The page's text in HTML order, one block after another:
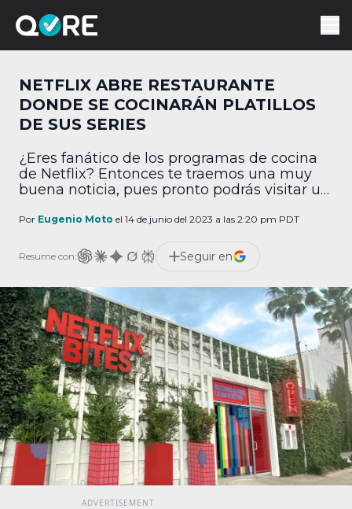
NETFLIX ABRE RESTAURANTE
DONDE SE COCINARÁN PLATILLOS
DE SUS SERIES
¿Eres fanático de los programas de cocina
de Netflix? Entonces te traemos una muy
buena noticia, pues pronto podrás visitar un
sus series. Por medio de su blog, Netflix
será un resturante que ofrecerá una
"experiencia gastronómica elevada de
varios de los […]
Por Eugenio Moto el 14 de junio del 2023 a las 2:20 pm PDT
Resume con: Seguir en